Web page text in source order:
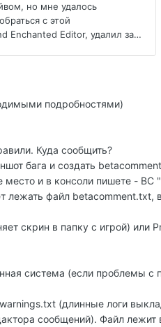
подробностями)
Куда сообщить?
бага и создать
и в консоли пишете - BC
лежать файл betacomment.txt,
скрин в папку с игрой) или
система (если проблемы с
(длинные логи
сообщений). Файл лежит